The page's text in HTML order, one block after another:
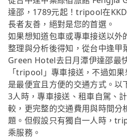
達邵，1789元起！tripool在
長者友善，絕對是您的首選。
如果想知道包車或專車接送以外
整理與分析後得知，從台中逢甲
Green Hotel去日月潭伊達邵最
「tripool」專車接送，不過如
是最便宜且方便的交通方式。以
3人時，專車接送、租車自駕、
較，更完整的交通費用與時間分
題。但假設只有獨自一人時，
乘服務。